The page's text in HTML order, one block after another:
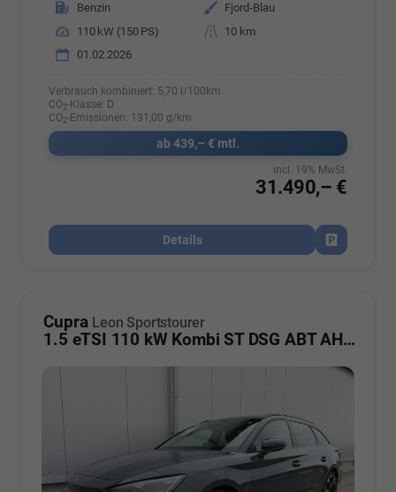
Kraftstoff
Benzin Außenfarbe
Fjord-Blau
Leistung
110 kW (150 PS) Kilometerstand
10 km
01.02.2026
Verbrauch kombiniert: 5,70 l/100km
CO2-Klasse: D
CO2-Emissionen: 131,00 g/km
ab 439,– € mtl.
31.490,– €
incl. 19% MwSt.
Details
Fahrzeug
Cupra Leon Sportstourer
1.5 eTSI 110 kW Kombi ST DSG ABT AHK ACC LED